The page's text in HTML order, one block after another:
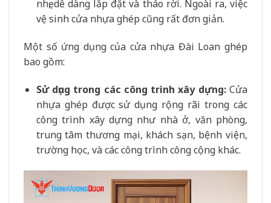
nhẹ, dễ dàng lắp đặt và tháo rời. Ngoài ra, việc
vệ sinh cửa nhựa ghép cũng rất đơn giản.
Một số ứng dụng của cửa nhựa Đài Loan ghép
bao gồm:
Sử dụng trong các công trình xây dựng:Cửa
nhựa ghép được sử dụng rộng rãi trong các
công trình xây dựng như nhà ở, văn phòng,
trung tâm thương mại, khách sạn, bệnh viện,
trường học, và các công trình công cộng khác.